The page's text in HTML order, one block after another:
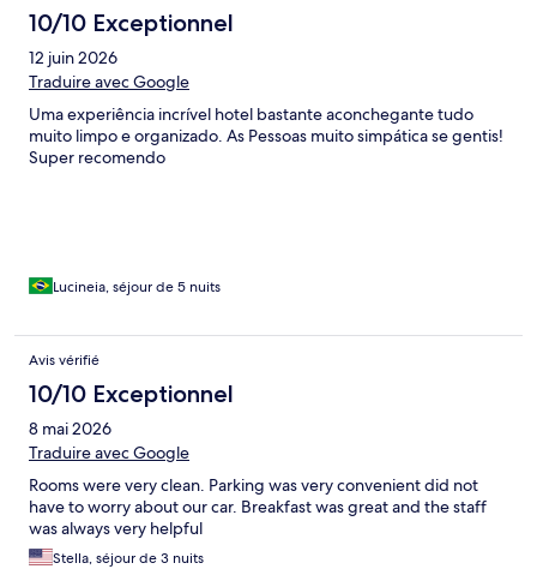
10/10 Exceptionnel
12 juin 2026
Traduire avec Google
Uma experiência incrível hotel bastante aconchegante tudo
muito limpo e organizado. As Pessoas muito simpática se gentis!
Super recomendo
Lucineia, séjour de 5 nuits
Avis vérifié
10/10 Exceptionnel
8 mai 2026
Traduire avec Google
Rooms were very clean. Parking was very convenient did not
have to worry about our car. Breakfast was great and the staff
was always very helpful
Stella, séjour de 3 nuits